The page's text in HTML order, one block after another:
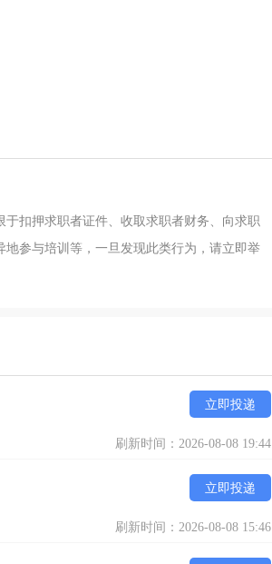
扣押求职者证件、收取求职者财务、向求职
参与培训等，一旦发现此类行为，请立即举
立即投递
刷新时间：2026-08-08 19:44
立即投递
刷新时间：2026-08-08 15:46